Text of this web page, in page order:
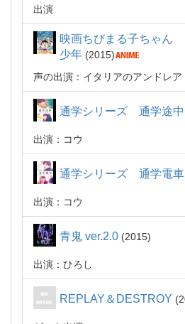
出演
映画ちびまる子ちゃん
少年
2015
声の出演：イタリアのアンドレア
通学シリーズ 通学途中
出演：コウ
通学シリーズ 通学電車
出演：コウ
青鬼 ver.2.0 2015
出演：ひろし
REPLAY＆DESTROY